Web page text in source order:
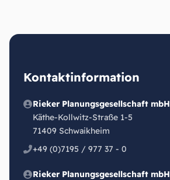
Kontaktinformation
Rieker Planungsgesellschaft mbH
Käthe-Kollwitz-Straße 1-5
71409 Schwaikheim
+49 (0)7195 / 977 37 - 0
Rieker Planungsgesellschaft mbH